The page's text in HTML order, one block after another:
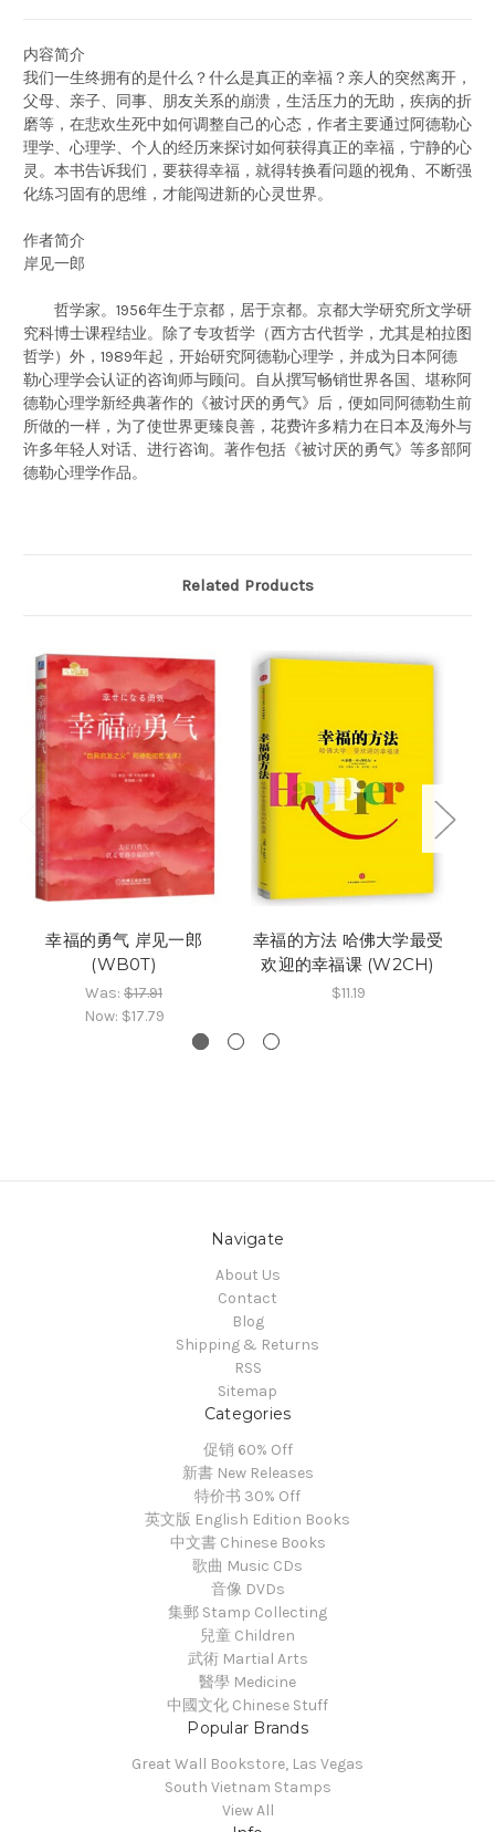
内容简介
我们一生终拥有的是什么？什么是真正的幸福？亲人的突然离开，
父母、亲子、同事、朋友关系的崩溃，生活压力的无助，疾病的折
磨等，在悲欢生死中如何调整自己的心态，作者主要通过阿德勒心
理学、心理学、个人的经历来探讨如何获得真正的幸福，宁静的心
灵。本书告诉我们，要获得幸福，就得转换看问题的视角、不断强
化练习固有的思维，才能闯进新的心灵世界。
作者简介
岸见一郎
哲学家。1956年生于京都，居于京都。京都大学研究所文学研
究科博士课程结业。除了专攻哲学（西方古代哲学，尤其是柏拉图
哲学）外，1989年起，开始研究阿德勒心理学，并成为日本阿德
勒心理学会认证的咨询师与顾问。自从撰写畅销世界各国、堪称阿
德勒心理学新经典著作的《被讨厌的勇气》后，便如同阿德勒生前
所做的一样，为了使世界更臻良善，花费许多精力在日本及海外与
许多年轻人对话、进行咨询。著作包括《被讨厌的勇气》等多部阿
德勒心理学作品。
Related Products
幸福的勇气 岸见一郎
(WB0T)
Was: $17.91
Now: $17.79
幸福的方法 哈佛大学最受
欢迎的幸福课 (W2CH)
$11.19
Navigate
About Us
Contact
Blog
Shipping & Returns
RSS
Sitemap
Categories
促销 60% Off
新書 New Releases
特价书 30% Off
英文版 English Edition Books
中文書 Chinese Books
歌曲 Music CDs
音像 DVDs
集郵 Stamp Collecting
兒童 Children
武術 Martial Arts
醫學 Medicine
中國文化 Chinese Stuff
Popular Brands
Great Wall Bookstore, Las Vegas
South Vietnam Stamps
View All